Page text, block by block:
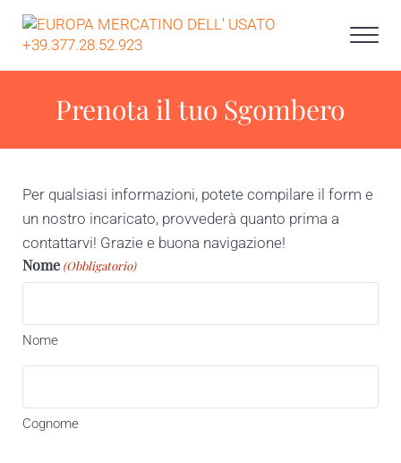
Skip to main content
Skip to after header navigation
Skip to site footer
EUROPA MERCATINO DELL' USATO
Prenota il tuo Sgombero
Per qualsiasi informazioni, potete compilare il form e
un nostro incaricato, provvederà quanto prima a
contattarvi! Grazie e buona navigazione!
Nome (Obbligatorio)
Nome
Cognome